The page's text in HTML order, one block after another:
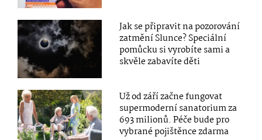
Jak se připravit na pozorování
zatmění Slunce? Speciální
pomůcku si vyrobíte sami a
skvěle zabavíte děti
Už od září začne fungovat
supermoderní sanatorium za
693 milionů. Péče bude pro
vybrané pojištěnce zdarma